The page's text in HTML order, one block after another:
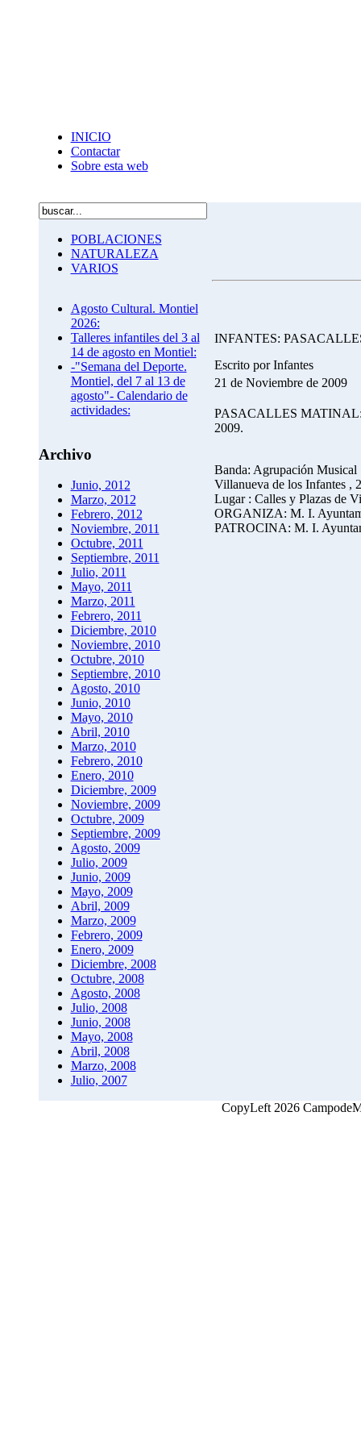
INICIO
Contactar
Sobre esta web
POBLACIONES
NATURALEZA
VARIOS
Agosto Cultural. Montiel
2026:
Talleres infantiles del 3 al
14 de agosto en Montiel:
-"Semana del Deporte.
Montiel, del 7 al 13 de
agosto"- Calendario de
actividades:
Archivo
Junio, 2012
Marzo, 2012
Febrero, 2012
Noviembre, 2011
Octubre, 2011
Septiembre, 2011
Julio, 2011
Mayo, 2011
Marzo, 2011
Febrero, 2011
Diciembre, 2010
Noviembre, 2010
Octubre, 2010
Septiembre, 2010
Agosto, 2010
Junio, 2010
Mayo, 2010
Abril, 2010
Marzo, 2010
Febrero, 2010
Enero, 2010
Diciembre, 2009
Noviembre, 2009
Octubre, 2009
Septiembre, 2009
Agosto, 2009
Julio, 2009
Junio, 2009
Mayo, 2009
Abril, 2009
Marzo, 2009
Febrero, 2009
Enero, 2009
Diciembre, 2008
Octubre, 2008
Agosto, 2008
Julio, 2008
Junio, 2008
Mayo, 2008
Abril, 2008
Marzo, 2008
Julio, 2007
INFANTES:
Escrito por Infantes
21 de Noviembre de 2009
PASACALLES MATINAL:
2009.
Banda: Agrupación Musical
Villanueva de los Infantes ,
Lugar : Calles y Plazas de
ORGANIZA: M. I.
PATROCINA: M. I.
CopyLeft 2026